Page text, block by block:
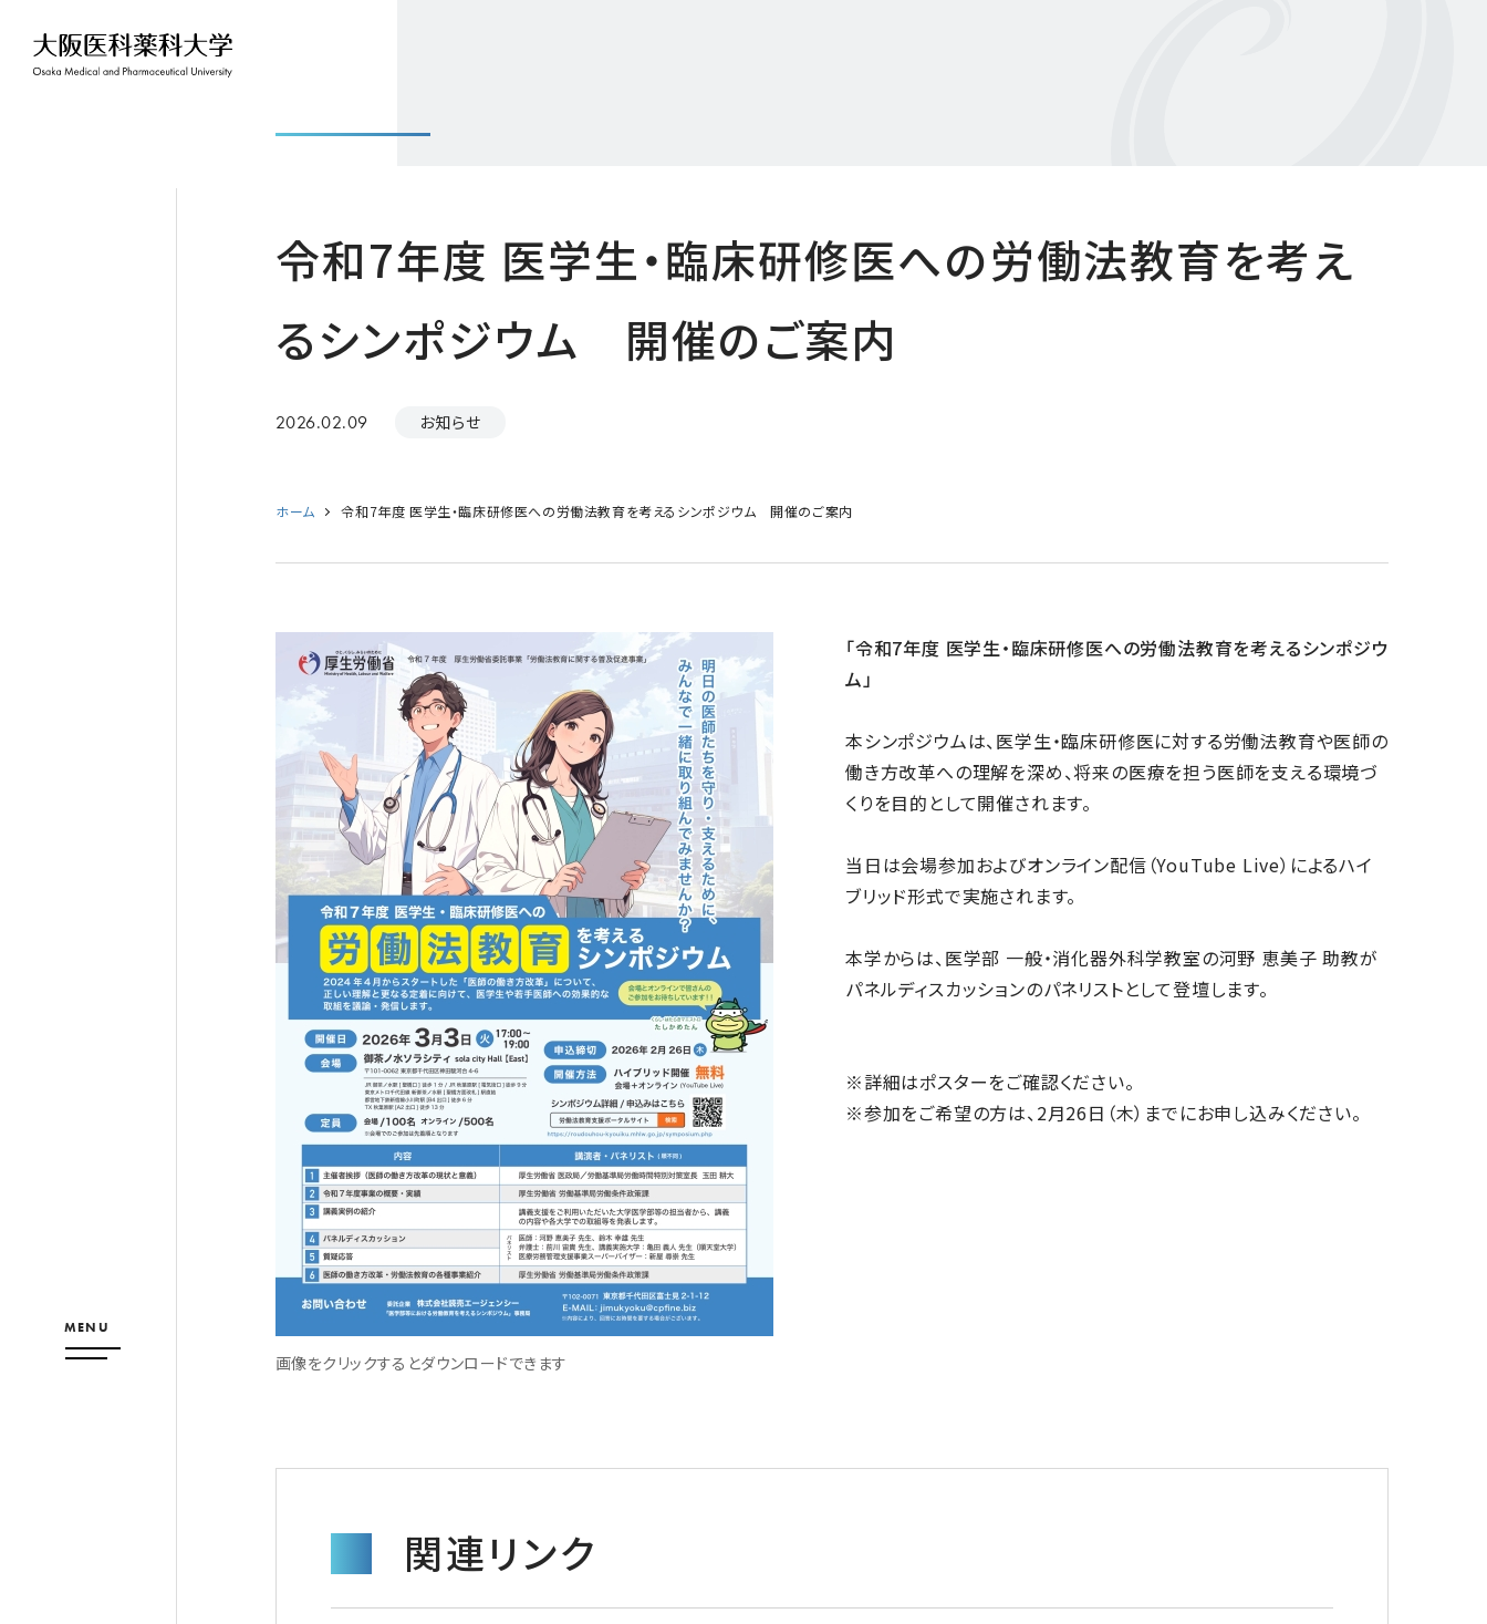
MENU
令和7年度 医学生・臨床研修医への労働法教育を考え
るシンポジウム 開催のご案内
2026.02.09 お知らせ
ホーム 令和7年度 医学生・臨床研修医への労働法教育を考えるシンポジウム 開催のご案内
画像をクリックするとダウンロードできます
「令和7年度 医学生・臨床研修医への労働法教育を考えるシンポジウ
ム」
本シンポジウムは、医学生・臨床研修医に対する労働法教育や医師の
働き方改革への理解を深め、将来の医療を担う医師を支える環境づ
くりを目的として開催されます。
当日は会場参加およびオンライン配信（YouTube Live）によるハイ
ブリッド形式で実施されます。
本学からは、医学部 一般・消化器外科学教室の河野 恵美子 助教が
パネルディスカッションのパネリストとして登壇します。
※詳細はポスターをご確認ください。
※参加をご希望の方は、2月26日（木）までにお申し込みください。
関連リンク